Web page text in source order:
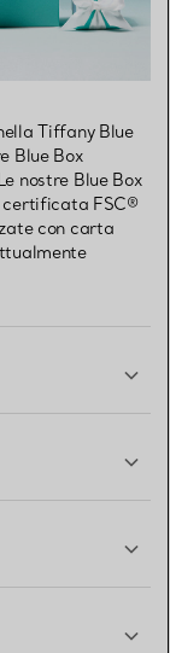
Tiffany Blue
Blue Box
nostre Blue Box
certificata FSC®
con carta